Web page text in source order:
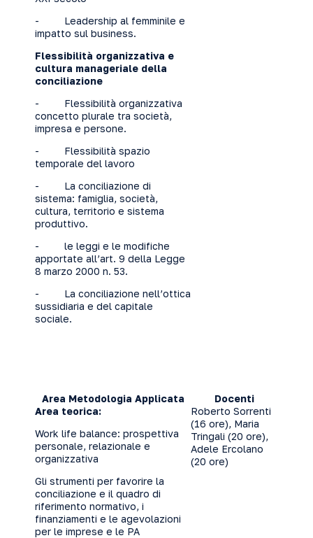
- Leadership al femminile e
impatto sul business.
Flessibilità organizzativa e
cultura manageriale della
conciliazione
- Flessibilità organizzativa
concetto plurale tra società,
impresa e persone.
- Flessibilità spazio
temporale del lavoro
- La conciliazione di
sistema: famiglia, società,
cultura, territorio e sistema
produttivo.
- le leggi e le modifiche
apportate all’art. 9 della Legge
8 marzo 2000 n. 53.
- La conciliazione nell’ottica
sussidiaria e del capitale
sociale.
Area Metodologia Applicata
Docenti
Area teorica:
Work life balance: prospettiva
personale, relazionale e
organizzativa
Gli strumenti per favorire la
conciliazione e il quadro di
riferimento normativo, i
finanziamenti e le agevolazioni
per le imprese e le PA
Roberto Sorrenti
(16 ore), Maria
Tringali (20 ore),
Adele Ercolano
(20 ore)